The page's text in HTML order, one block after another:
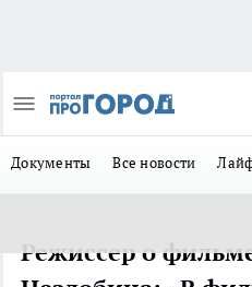
Документы Все новости
Режиссер о